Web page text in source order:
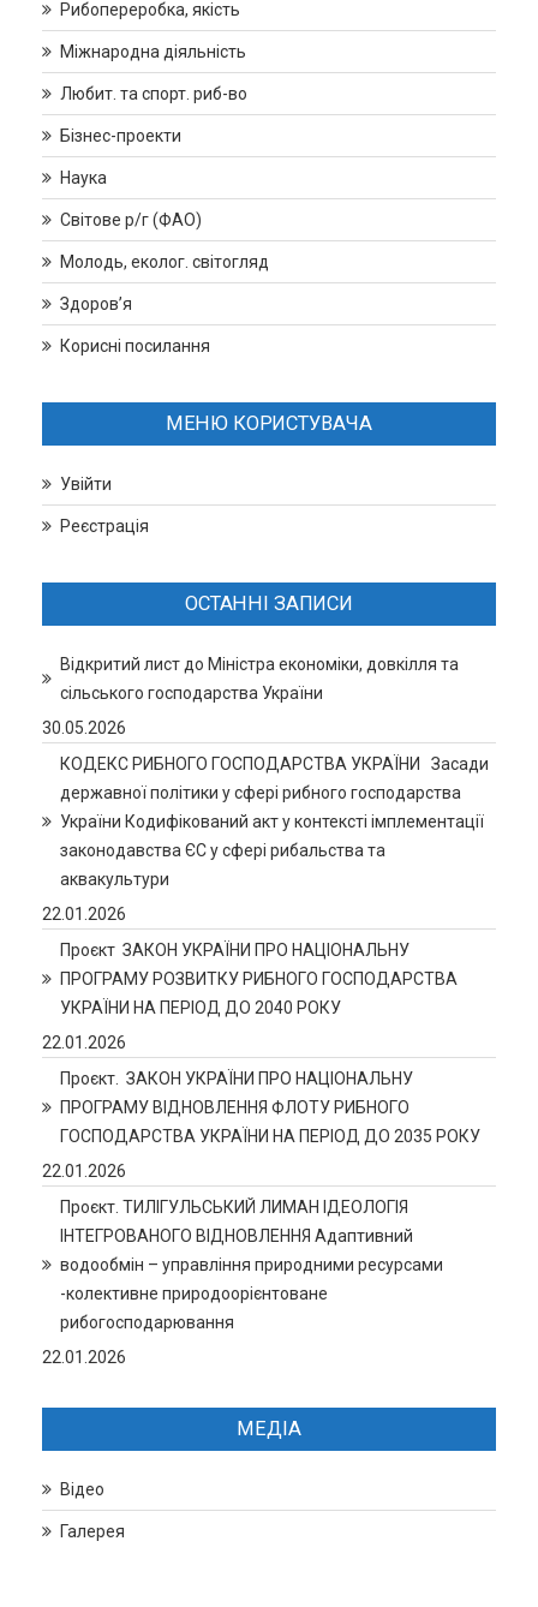
Рибопереробка, якість
Міжнародна діяльність
Любит. та спорт. риб-во
Бізнес-проекти
Наука
Світове р/г (ФАО)
Молодь, еколог. світогляд
Здоров’я
Корисні посилання
МЕНЮ КОРИСТУВАЧА
Увійти
Реєстрація
ОСТАННІ ЗАПИСИ
Відкритий лист до Міністра економіки, довкілля та
сільського господарства України
30.05.2026
КОДЕКС РИБНОГО ГОСПОДАРСТВА УКРАЇНИ Засади
державної політики у сфері рибного господарства
України Кодифікований акт у контексті імплементації
законодавства ЄС у сфері рибальства та
аквакультури
22.01.2026
Проєкт ЗАКОН УКРАЇНИ ПРО НАЦІОНАЛЬНУ
ПРОГРАМУ РОЗВИТКУ РИБНОГО ГОСПОДАРСТВА
УКРАЇНИ НА ПЕРІОД ДО 2040 РОКУ
22.01.2026
Проєкт. ЗАКОН УКРАЇНИ ПРО НАЦІОНАЛЬНУ
ПРОГРАМУ ВІДНОВЛЕННЯ ФЛОТУ РИБНОГО
ГОСПОДАРСТВА УКРАЇНИ НА ПЕРІОД ДО 2035 РОКУ
22.01.2026
Проєкт. ТИЛІГУЛЬСЬКИЙ ЛИМАН ІДЕОЛОГІЯ
ІНТЕГРОВАНОГО ВІДНОВЛЕННЯ Адаптивний
водообмін – управління природними ресурсами
-колективне природоорієнтоване
рибогосподарювання
22.01.2026
МЕДІА
Відео
Галерея